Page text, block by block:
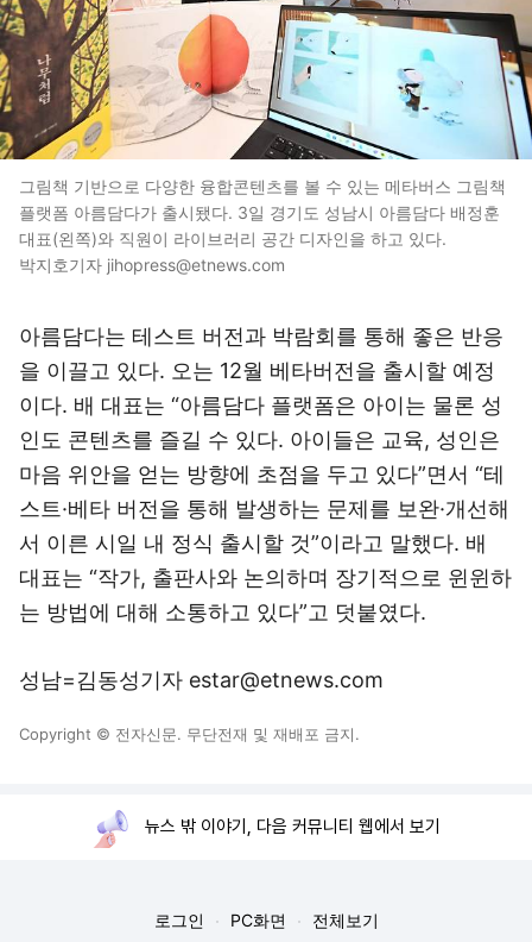
그림책 기반으로 다양한 융합콘텐츠를 볼 수 있는 메타버스 그림책
플랫폼 아름담다가 출시됐다. 3일 경기도 성남시 아름담다 배정훈
대표(왼쪽)와 직원이 라이브러리 공간 디자인을 하고 있다.
박지호기자 jihopress@etnews.com
아름담다는 테스트 버전과 박람회를 통해 좋은 반응
을 이끌고 있다. 오는 12월 베타버전을 출시할 예정
이다. 배 대표는 “아름담다 플랫폼은 아이는 물론 성
인도 콘텐츠를 즐길 수 있다. 아이들은 교육, 성인은
마음 위안을 얻는 방향에 초점을 두고 있다”면서 “테
스트·베타 버전을 통해 발생하는 문제를 보완·개선해
서 이른 시일 내 정식 출시할 것”이라고 말했다. 배
대표는 “작가, 출판사와 논의하며 장기적으로 윈윈하
는 방법에 대해 소통하고 있다”고 덧붙였다.
성남=김동성기자 estar@etnews.com
Copyright © 전자신문. 무단전재 및 재배포 금지.
뉴스 밖 이야기, 다음 커뮤니티 웹에서 보기
로그인 PC화면 전체보기